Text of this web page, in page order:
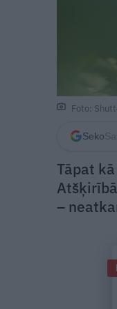
Foto:
Seko
Tāpat
–